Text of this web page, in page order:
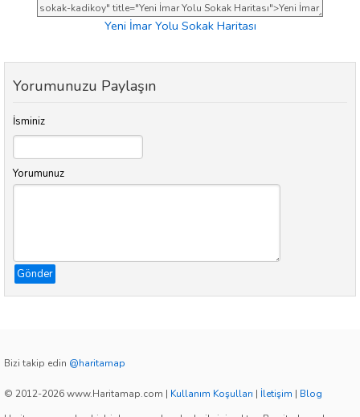
Yeni İmar Yolu Sokak Haritası
Yorumunuzu Paylaşın
İsminiz
Yorumunuz
Gönder
Bizi takip edin @haritamap
© 2012-2026 www.Haritamap.com | Kullanım Koşulları | İletişim | Blog